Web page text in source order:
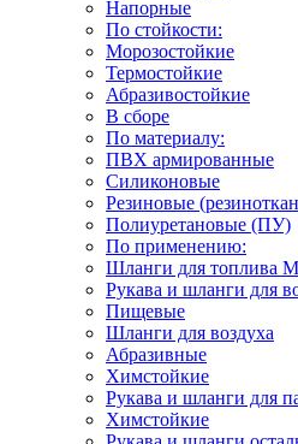
Напорные
По стойкости:
Морозостойкие
Термостойкие
Абразивостойкие
В сборе
По материалу:
ПВХ армированные
Силиконовые
Резиновые
Полиуретановые (ПУ)
По применению:
Шланги для топлива
Рукава и шланги для
Пищевые
Шланги для воздуха
Абразивные
Химстойкие
Рукава и шланги для
Химстойкие